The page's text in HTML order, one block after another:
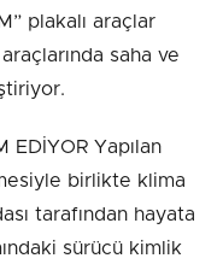
plakalı araçlar
saha ve
EDİYOR Yapılan
birlikte klima
tarafından hayata
sürücü kimlik